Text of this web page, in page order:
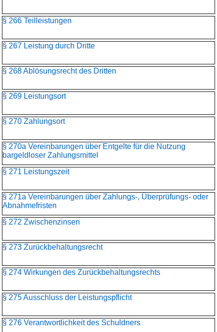
§ 266 Teilleistungen
§ 267 Leistung durch Dritte
§ 268 Ablösungsrecht des Dritten
§ 269 Leistungsort
§ 270 Zahlungsort
§ 270a Vereinbarungen über Entgelte für die Nutzung
bargeldloser Zahlungsmittel
§ 271 Leistungszeit
§ 271a Vereinbarungen über Zahlungs-, Überprüfungs- oder
Abnahmefristen
§ 272 Zwischenzinsen
§ 273 Zurückbehaltungsrecht
§ 274 Wirkungen des Zurückbehaltungsrechts
§ 275 Ausschluss der Leistungspflicht
§ 276 Verantwortlichkeit des Schuldners